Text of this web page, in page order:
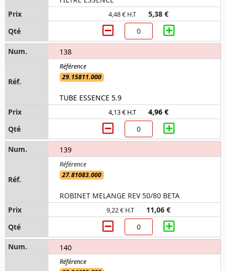
4,48 € H.T 5,38 €
138
29.15811.000
TUBE ESSENCE 5.9
4,13 € H.T 4,96 €
139
27.81083.000
ROBINET MELANGE REV 50/80 BETA
9,22 € H.T 11,06 €
140